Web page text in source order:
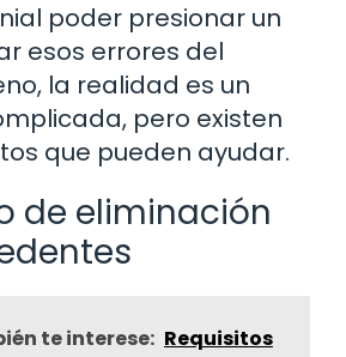
poder presionar un
esos errores del
la realidad es un
pero existen
que pueden ayudar.
de eliminación
te interese: Requisitos